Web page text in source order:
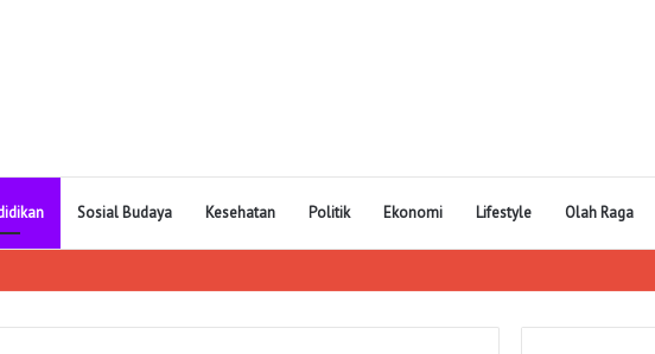
Sosial Budaya Kesehatan Politik Ekonomi Lifestyle Olah Raga